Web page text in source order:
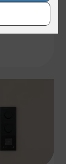
det bare
Da kan